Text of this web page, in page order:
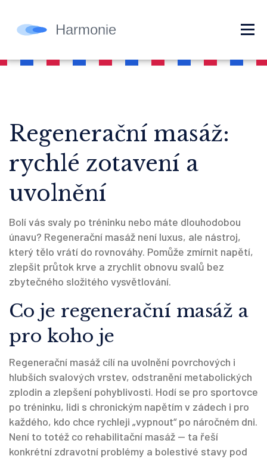
Regenerační masáž:
rychlé zotavení a
uvolnění
Bolí vás svaly po tréninku nebo máte dlouhodobou
únavu? Regenerační masáž není luxus, ale nástroj,
který tělo vrátí do rovnováhy. Pomůže zmírnit napětí,
zlepšit průtok krve a zrychlit obnovu svalů bez
zbytečného složitého vysvětlování.
Co je regenerační masáž a
pro koho je
Regenerační masáž cílí na uvolnění povrchových i
hlubších svalových vrstev, odstranění metabolických
zplodin a zlepšení pohyblivosti. Hodí se pro sportovce
po tréninku, lidi s chronickým napětím v zádech i pro
každého, kdo chce rychleji „vypnout“ po náročném dni.
Není to totéž co rehabilitační masáž — ta řeší
konkrétní zdravotní problémy a bolestivé stavy pod